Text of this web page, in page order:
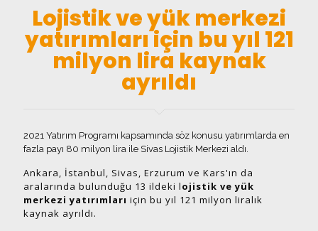
Lojistik ve yük merkezi
yatırımları için bu yıl 121
milyon lira kaynak
ayrıldı
2021 Yatırım Programı kapsamında söz konusu yatırımlarda en
fazla payı 80 milyon lira ile Sivas Lojistik Merkezi aldı.
Ankara, İstanbul, Sivas, Erzurum ve Kars'ın da
aralarında bulunduğu 13 ildeki lojistik ve yük
merkezi yatırımları için bu yıl 121 milyon liralık
kaynak ayrıldı.